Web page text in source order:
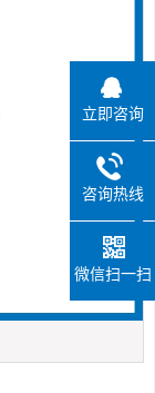
立即咨询
咨询热线
微信扫一扫